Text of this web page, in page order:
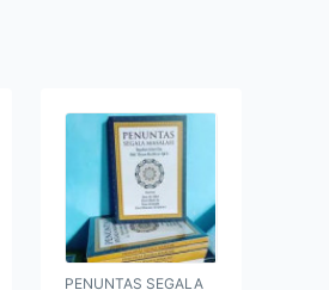
PENUNTAS SEGALA